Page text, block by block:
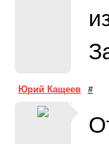
Юрий Кащеев #